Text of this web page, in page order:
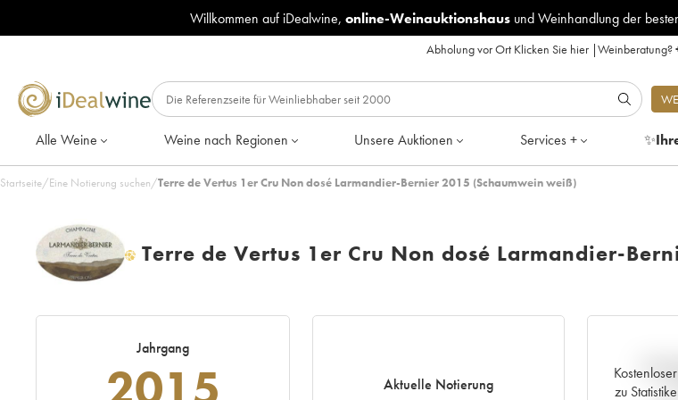
Willkommen auf iDealwine, online-Weinauktionshausund Weinhandlung der
Abholung vor Ort Klicken Sie hier|Weinberatung?
Alle Weine Weine nach Regionen Unsere Auktionen Services + ✨
Startseite/Eine Notierung suchen/Terre de Vertus 1er Cru Non dosé Larmandier-Bernier 2015 (Schaumwein weiß)
H Terre de Vertus 1er Cru Non dosé Larmandier-
Jahrgang
Aktuelle Notierung
zu